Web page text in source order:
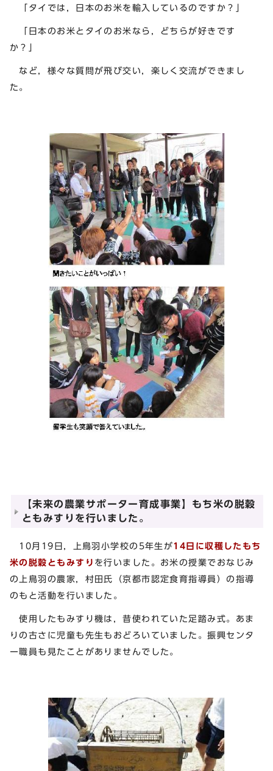
「タイでは，日本のお米を輸入しているのですか？」
「日本のお米とタイのお米なら，どちらが好きです
か？」
など，様々な質問が飛び交い，楽しく交流ができまし
た。
【未来の農業サポーター育成事業】もち米の脱穀
ともみすりを行いました。
10月19日，上鳥羽小学校の5年生が14日に収穫したもち
米の脱穀ともみすり を行いました。お米の授業でおなじみ
の上鳥羽の農家，村田氏（京都市認定食育指導員）の指導
のもと活動を行いました。
使用したもみすり機は，昔使われていた足踏み式。あま
りの古さに児童も先生もおどろいていました。振興センタ
ー職員も見たことがありませんでした。